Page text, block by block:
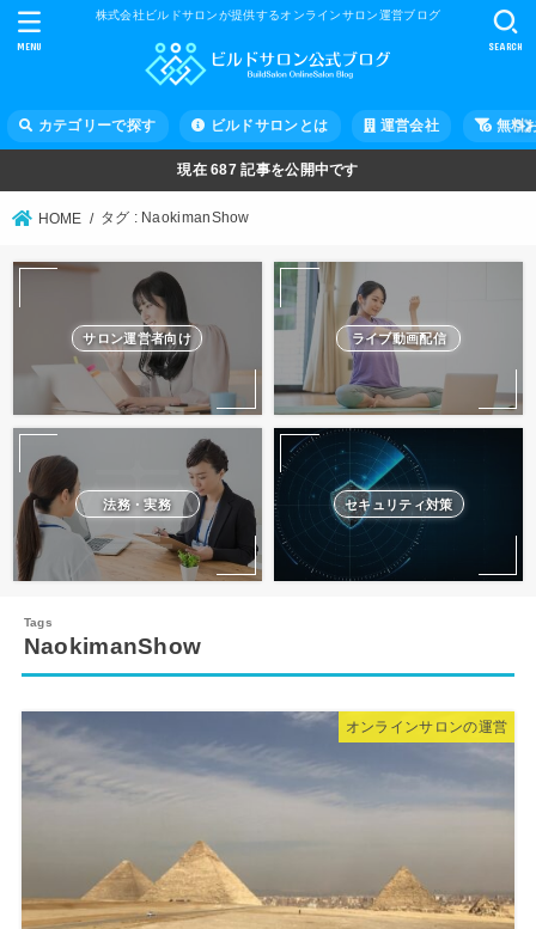
株式会社ビルドサロンが提供するオンラインサロン運営ブログ
カテゴリーで探す ビルドサロンとは 運営会社 無料
SEARCH
MENU
現在687 記事を公開中です
HOME タグ : NaokimanShow
サロン運営者向け ライブ動画配信
法務・実務 セキュリティ対策
NaokimanShow
オンラインサロンの運営